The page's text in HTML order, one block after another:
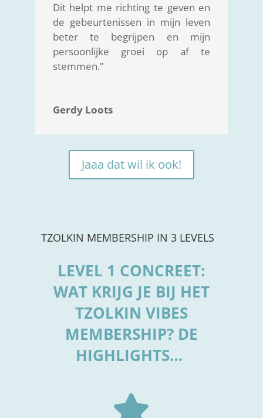
Dit helpt me richting te geven en
de gebeurtenissen in mijn leven
beter te begrijpen en mijn
persoonlijke groei op af te
stemmen.”
Gerdy Loots
Jaaa dat wil ik ook!
TZOLKIN MEMBERSHIP IN 3 LEVELS
LEVEL 1 CONCREET:
WAT KRIJG JE BIJ HET
TZOLKIN VIBES
MEMBERSHIP? DE
HIGHLIGHTS…
